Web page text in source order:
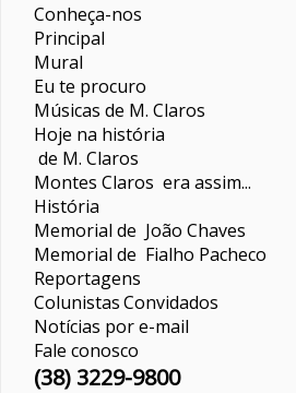
Conheça-nos
Principal
Mural
Eu te procuro
Músicas de M. Claros
Hoje na história
de M. Claros
Montes Claros era assim...
História
Memorial de João Chaves
Memorial de Fialho Pacheco
Reportagens
ColunistasConvidados
Notícias por e-mail
Fale conosco
(38) 3229-9800